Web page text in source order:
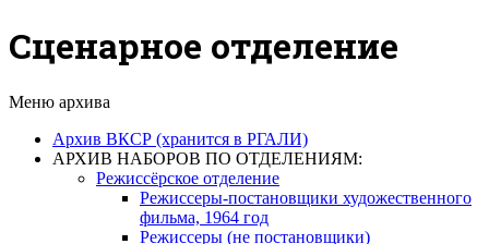
Сценарное отделение
Меню архива
Архив ВКСР (хранится в РГАЛИ)
АРХИВ НАБОРОВ ПО ОТДЕЛЕНИЯМ:
Режиссёрское отделение
Режиссеры-постановщики художественного
фильма, 1964 год
Режиссеры (не постановщики)